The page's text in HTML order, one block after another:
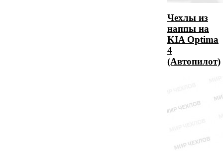
Чехлы из
наппы на
KIA Optima
4
(Автопилот)